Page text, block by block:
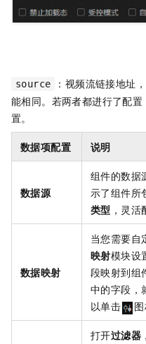
source ：视频流链接地址
能相同。若两者都进行了配置
置。
数据项配置 说明
数据源
组件的数据
示了组件所
类型 ，灵活
数据映射
当您需要自
映射模块设
段映射到组
中的字段，
以单击
打开过滤器